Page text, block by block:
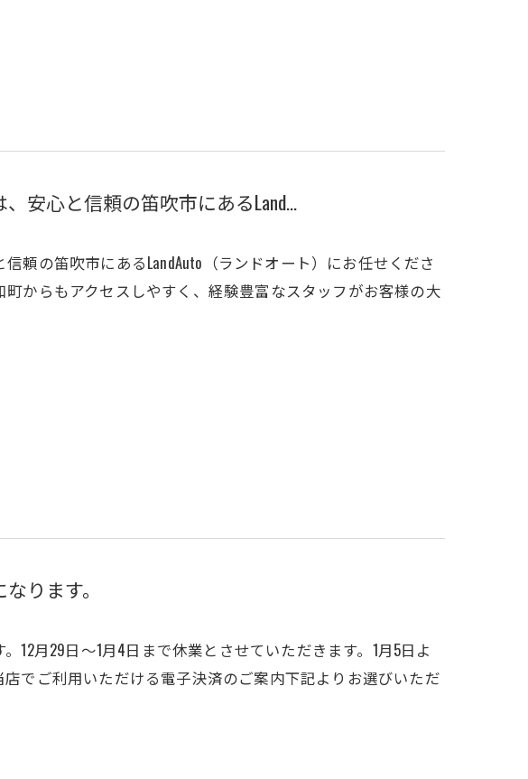
安心と信頼の笛吹市にあるLand...
頼の笛吹市にあるLandAuto（ランドオート）にお任せくださ
からもアクセスしやすく、経験豊富なスタッフがお客様の大
ります。
12月29日〜1月4日まで休業とさせていただきます。1月5日よ
でご利用いただける電子決済のご案内下記よりお選びいただ